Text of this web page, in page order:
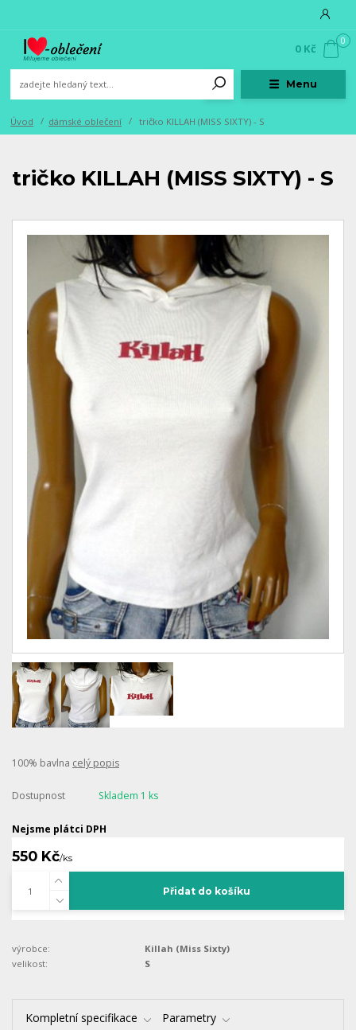
Menu
0
0 Kč
Úvod dámské oblečení tričko KILLAH (MISS SIXTY) - S
tričko KILLAH (MISS SIXTY) - S
100% bavlna celý popis
Dostupnost Skladem 1 ks
Nejsme plátci DPH
550 Kč/ks
Přidat do košíku
výrobce:
Killah (Miss Sixty)
velikost:
S
Kompletní specifikace Parametry